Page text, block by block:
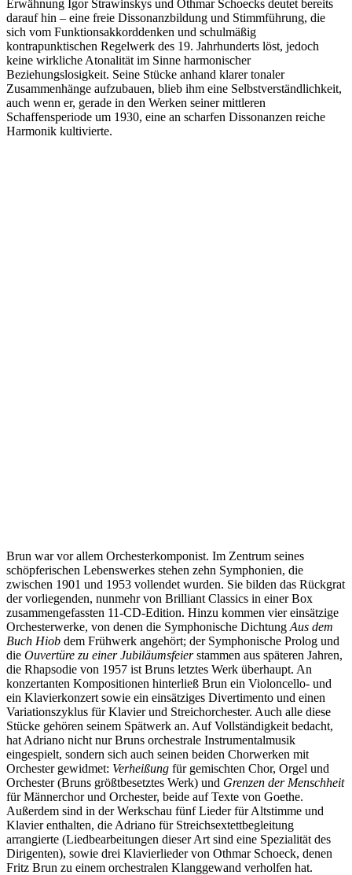
Erwähnung Igor Strawinskys und Othmar Schoecks deutet bereits
darauf hin – eine freie Dissonanzbildung und Stimmführung, die
sich vom Funktionsakkorddenken und schulmäßig
kontrapunktischen Regelwerk des 19. Jahrhunderts löst, jedoch
keine wirkliche Atonalität im Sinne harmonischer
Beziehungslosigkeit. Seine Stücke anhand klarer tonaler
Zusammenhänge aufzubauen, blieb ihm eine Selbstverständlichkeit,
auch wenn er, gerade in den Werken seiner mittleren
Schaffensperiode um 1930, eine an scharfen Dissonanzen reiche
Harmonik kultivierte.
Brun war vor allem Orchesterkomponist. Im Zentrum seines
schöpferischen Lebenswerkes stehen zehn Symphonien, die
zwischen 1901 und 1953 vollendet wurden. Sie bilden das Rückgrat
der vorliegenden, nunmehr von Brilliant Classics in einer Box
zusammengefassten 11-CD-Edition. Hinzu kommen vier einsätzige
Orchesterwerke, von denen die Symphonische Dichtung Aus dem
Buch Hiob dem Frühwerk angehört; der Symphonische Prolog und
die Ouvertüre zu einer Jubiläumsfeierstammen aus späteren Jahren,
die Rhapsodie von 1957 ist Bruns letztes Werk überhaupt. An
konzertanten Kompositionen hinterließ Brun ein Violoncello- und
ein Klavierkonzert sowie ein einsätziges Divertimento und einen
Variationszyklus für Klavier und Streichorchester. Auch alle diese
Stücke gehören seinem Spätwerk an. Auf Vollständigkeit bedacht,
hat Adriano nicht nur Bruns orchestrale Instrumentalmusik
eingespielt, sondern sich auch seinen beiden Chorwerken mit
Orchester gewidmet: Verheißung für gemischten Chor, Orgel und
Orchester (Bruns größtbesetztes Werk) und Grenzen der Menschheit
für Männerchor und Orchester, beide auf Texte von Goethe.
Außerdem sind in der Werkschau fünf Lieder für Altstimme und
Klavier enthalten, die Adriano für Streichsextettbegleitung
arrangierte (Liedbearbeitungen dieser Art sind eine Spezialität des
Dirigenten), sowie drei Klavierlieder von Othmar Schoeck, denen
Fritz Brun zu einem orchestralen Klanggewand verholfen hat.